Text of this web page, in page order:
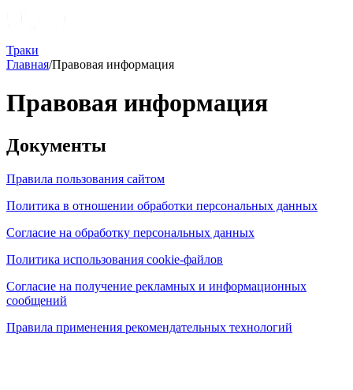
Траки
Главная/Правовая информация
Правовая информация
Документы
Правила пользования сайтом
Политика в отношении обработки персональных данных
Согласие на обработку персональных данных
Политика использования cookie-файлов
Согласие на получение рекламных и информационных
сообщений
Правила применения рекомендательных технологий